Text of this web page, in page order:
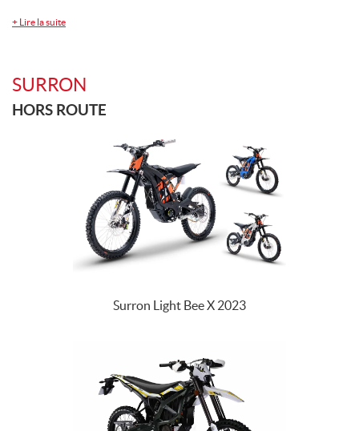
+ Lire la suite
SURRON
HORS ROUTE
Surron Light Bee X 2023